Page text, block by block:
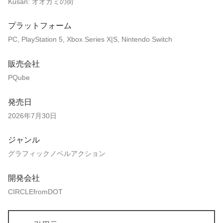
プラットフォーム
PC, PlayStation 5, Xbox Series X|S, Nintendo Switch
販売会社
PQube
発売日
2026年7月30日
ジャンル
グラフィックノベルアクション
開発会社
CIRCLEfromDOT